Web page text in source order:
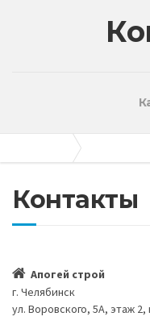
Контакты
Апогей строй
г. Челябинск
ул. Воровского, 5А, этаж 2,